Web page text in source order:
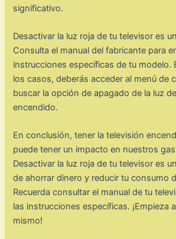
significativo.
Desactivar la luz roja de tu televisor es
Consulta el manual del fabricante para
instrucciones específicas de tu modelo.
los casos, deberás acceder al menú de
buscar la opción de apagado de la luz
encendido.
En conclusión, tener la televisión
puede tener un impacto en nuestros
Desactivar la luz roja de tu televisor es
de ahorrar dinero y reducir tu consumo
Recuerda consultar el manual de tu
las instrucciones específicas. ¡Empieza
mismo!